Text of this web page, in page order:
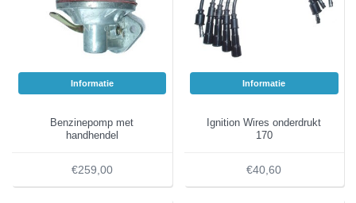
Informatie
Benzinepomp met
handhendel
€259,00
Informatie
Ignition Wires onderdrukt
170
€40,60